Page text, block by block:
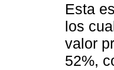
Esta
los
valor
52%,